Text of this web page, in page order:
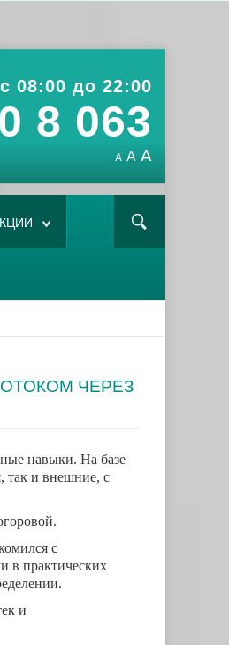
08:00 до 22:00
8 063
A A A
ЧЕРЕЗ
навыки. На базе
так и внешние, с
с
в практических
и